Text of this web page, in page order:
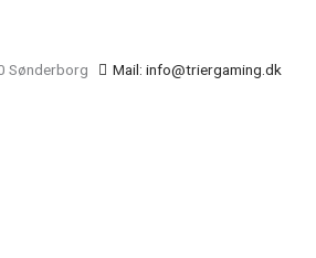
Sønderborg Mail: info@triergaming.dk